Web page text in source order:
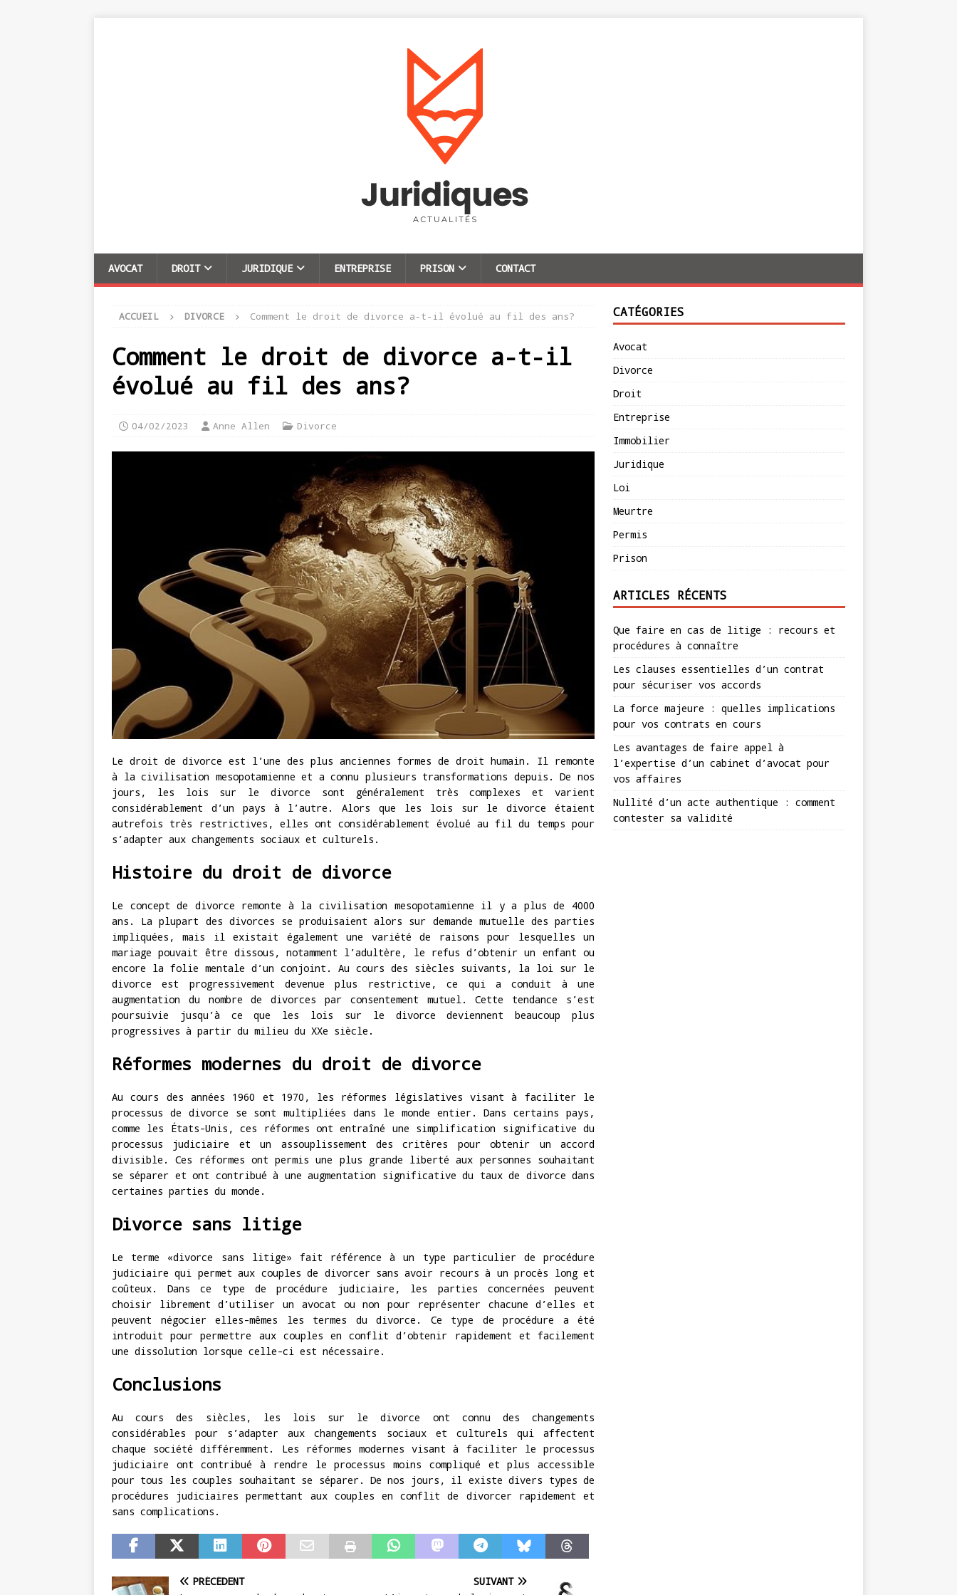
AVOCAT DROIT JURIDIQUE ENTREPRISE PRISON CONTACT
ACCUEIL DIVORCE Comment le droit de divorce a-t-il évolué au fil des ans?
Comment le droit de divorce a-t-il
évolué au fil des ans?
04/02/2023 Anne Allen Divorce
Le droit de divorce est l’une des plus anciennes formes de droit humain. Il remonte
à la civilisation mesopotamienne et a connu plusieurs transformations depuis. De nos
jours, les lois sur le divorce sont généralement très complexes et varient
considérablement d’un pays à l’autre. Alors que les lois sur le divorce étaient
autrefois très restrictives, elles ont considérablement évolué au fil du temps pour
s’adapter aux changements sociaux et culturels.
Histoire du droit de divorce
Le concept de divorce remonte à la civilisation mesopotamienne il y a plus de 4000
ans. La plupart des divorces se produisaient alors sur demande mutuelle des parties
impliquées, mais il existait également une variété de raisons pour lesquelles un
mariage pouvait être dissous, notamment l’adultère, le refus d’obtenir un enfant ou
encore la folie mentale d’un conjoint. Au cours des siècles suivants, la loi sur le
divorce est progressivement devenue plus restrictive, ce qui a conduit à une
augmentation du nombre de divorces par consentement mutuel. Cette tendance s’est
poursuivie jusqu’à ce que les lois sur le divorce deviennent beaucoup plus
progressives à partir du milieu du XXe siècle.
Réformes modernes du droit de divorce
Au cours des années 1960 et 1970, les réformes législatives visant à faciliter le
processus de divorce se sont multipliées dans le monde entier. Dans certains pays,
comme les États-Unis, ces réformes ont entraîné une simplification significative du
processus judiciaire et un assouplissement des critères pour obtenir un accord
divisible. Ces réformes ont permis une plus grande liberté aux personnes souhaitant
se séparer et ont contribué à une augmentation significative du taux de divorce dans
certaines parties du monde.
Divorce sans litige
Le terme «divorce sans litige» fait référence à un type particulier de procédure
judiciaire qui permet aux couples de divorcer sans avoir recours à un procès long et
coûteux. Dans ce type de procédure judiciaire, les parties concernées peuvent
choisir librement d’utiliser un avocat ou non pour représenter chacune d’elles et
peuvent négocier elles-mêmes les termes du divorce. Ce type de procédure a été
introduit pour permettre aux couples en conflit d’obtenir rapidement et facilement
une dissolution lorsque celle-ci est nécessaire.
Conclusions
Au cours des siècles, les lois sur le divorce ont connu des changements
considérables pour s’adapter aux changements sociaux et culturels qui affectent
chaque société différemment. Les réformes modernes visant à faciliter le processus
judiciaire ont contribué à rendre le processus moins compliqué et plus accessible
pour tous les couples souhaitant se séparer. De nos jours, il existe divers types de
procédures judiciaires permettant aux couples en conflit de divorcer rapidement et
sans complications.
PRÉCÉDENT SUIVANT
CATÉGORIES
Avocat
Divorce
Droit
Entreprise
Immobilier
Juridique
Loi
Meurtre
Permis
Prison
ARTICLES RÉCENTS
Que faire en cas de litige : recours et
procédures à connaître
Les clauses essentielles d’un contrat
pour sécuriser vos accords
La force majeure : quelles implications
pour vos contrats en cours
Les avantages de faire appel à
l’expertise d’un cabinet d’avocat pour
vos affaires
Nullité d’un acte authentique : comment
contester sa validité